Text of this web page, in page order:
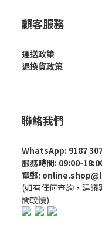
顧客服務
運送政策
退換貨政策
聯絡我們
WhatsApp: 9187
服務時間: 09:00-
電郵:
(如有任何查詢，建
間較慢)